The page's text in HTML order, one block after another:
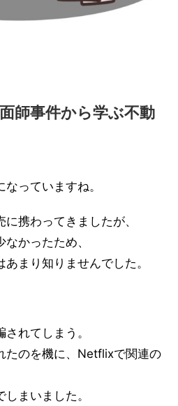
師事件から学ぶ不動
なっていますね。
携わってきましたが、
かったため、
まり知りませんでした。
れてしまう。
たのを機に、Netflixで関連の
まいました。